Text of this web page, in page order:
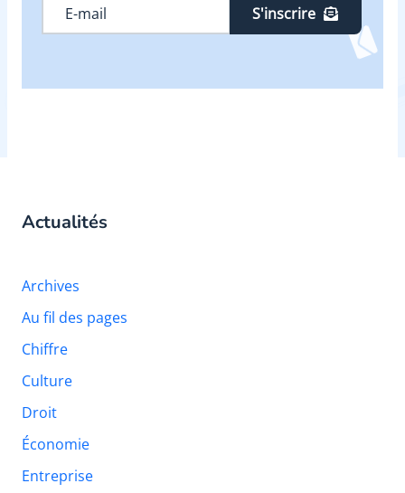
S'inscrire
Actualités
Archives
Au fil des pages
Chiffre
Culture
Droit
Économie
Entreprise